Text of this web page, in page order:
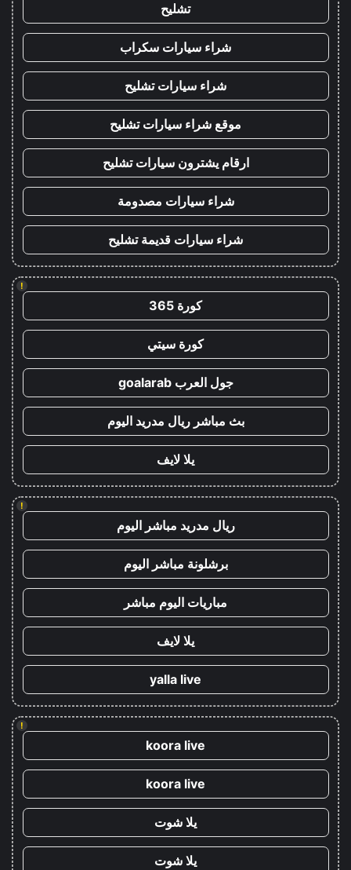
تشليح
شراء سيارات سكراب
شراء سيارات تشليح
موقع شراء سيارات تشليح
ارقام يشترون سيارات تشليح
شراء سيارات مصدومة
شراء سيارات قديمة تشليح
!
كورة 365
كورة سيتي
جول العرب goalarab
بث مباشر ريال مدريد اليوم
يلا لايف
!
ريال مدريد مباشر اليوم
برشلونة مباشر اليوم
مباريات اليوم مباشر
يلا لايف
yalla live
!
koora live
koora live
يلا شوت
يلا شوت